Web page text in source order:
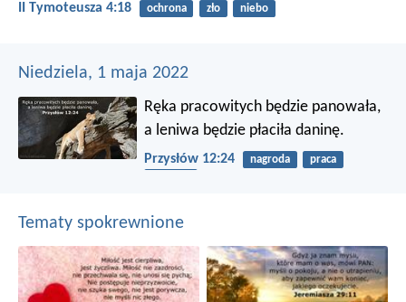
II Tymoteusza 4:18 ochrona zło niebo
Niedziela, 1 maja 2022
Ręka pracowitych będzie panowała,
a leniwa będzie płaciła daninę.
Przysłów 12:24 nagroda
praca
Tematy spokrewnione